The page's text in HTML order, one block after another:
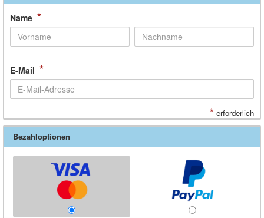
Name *
E-Mail *
* erforderlich
Bezahloptionen